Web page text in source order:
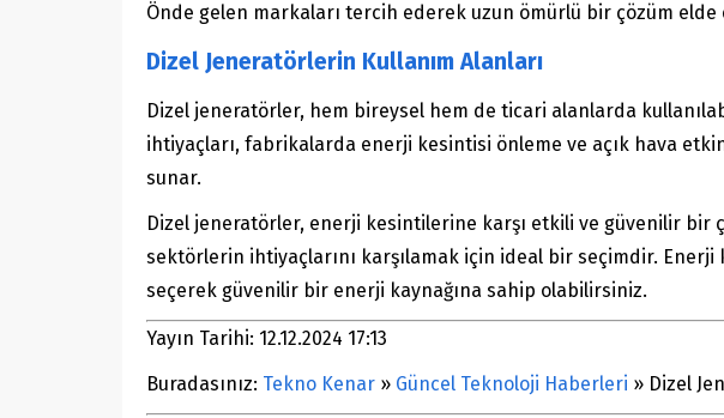
Önde gelen markaları tercih ederek uzun ömürlü bir çözüm
Dizel Jeneratörlerin Kullanım Alanları
Dizel jeneratörler, hem bireysel hem de ticari alanlarda
ihtiyaçları, fabrikalarda enerji kesintisi önleme ve açık hava
sunar.
Dizel jeneratörler, enerji kesintilerine karşı etkili ve güvenilir bir
sektörlerin ihtiyaçlarını karşılamak için ideal bir seçimdir.
seçerek güvenilir bir enerji kaynağına sahip olabilirsiniz.
Yayın Tarihi: 12.12.2024 17:13
Buradasınız: Tekno Kenar » Güncel Teknoloji Haberleri » Dizel